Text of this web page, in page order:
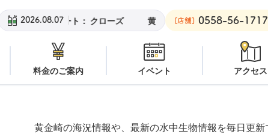
2026.08.07
ート：クローズ 黄金崎ビーチ：潜水注意 安良里ボート：ク
[店舗] 0558-56-1717
料金のご案内 イベント アクセス
黄金崎の海況情報や、最新の水中生物情報を毎日更新